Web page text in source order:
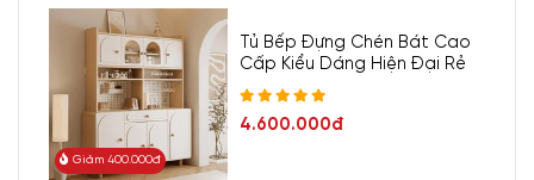
Giảm 400.000đ
Tủ Bếp Đựng Chén Bát Cao
Cấp Kiểu Dáng Hiện Đại Rẻ
4.600.000đ